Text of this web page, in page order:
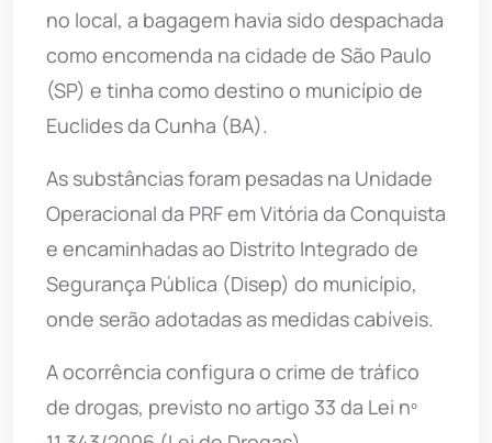
no local, a bagagem havia sido despachada
como encomenda na cidade de São Paulo
(SP) e tinha como destino o município de
Euclides da Cunha (BA).
As substâncias foram pesadas na Unidade
Operacional da PRF em Vitória da Conquista
e encaminhadas ao Distrito Integrado de
Segurança Pública (Disep) do município,
onde serão adotadas as medidas cabíveis.
A ocorrência configura o crime de tráfico
de drogas, previsto no artigo 33 da Lei nº